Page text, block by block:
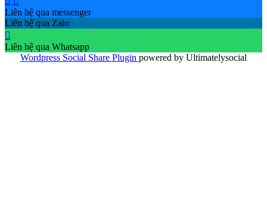
Liên hệ qua messenger
Liên hệ qua Zalo
Liên hệ qua Whatsapp
Wordpress Social Share Plugin powered by Ultimatelysocial